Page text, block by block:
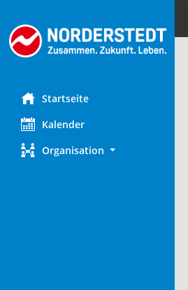
Startseite
Kalender
Organisation